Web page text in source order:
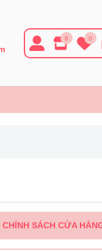
8 0
CHÍNH SÁCH CỬA